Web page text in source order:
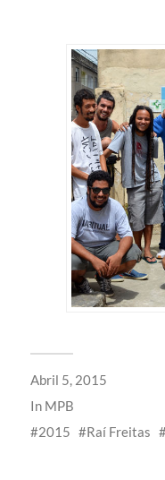
Abril 5, 2015
In MPB
2015
Raí Freitas